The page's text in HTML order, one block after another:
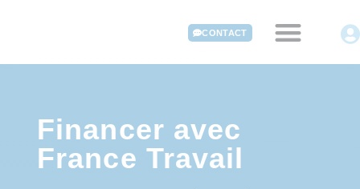
CONTACT
Financer avec
France Travail